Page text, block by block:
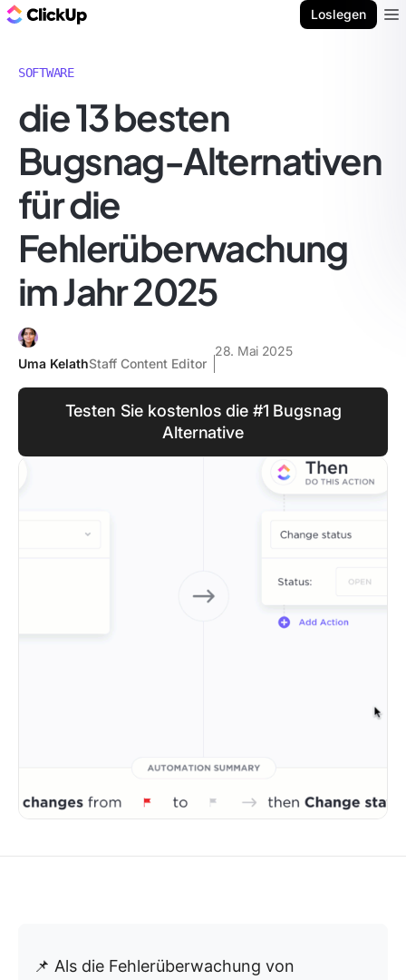
Loslegen
SOFTWARE
die 13 besten
Bugsnag-Alternativen
für die
Fehlerüberwachung
im Jahr 2025
Uma KelathStaff Content Editor
28. Mai 2025
Testen Sie kostenlos die #1 Bugsnag
Alternative
📌 Als die Fehlerüberwachung von